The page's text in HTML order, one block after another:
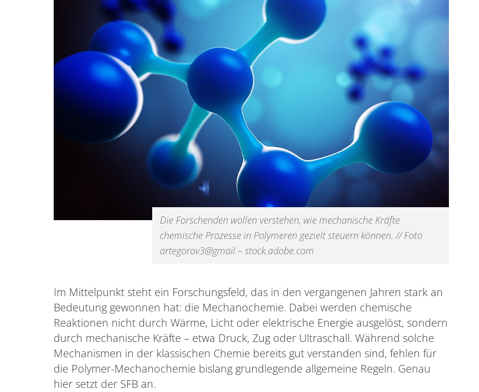
Die Forschenden wollen verstehen, wie mechanische Kräfte
chemische Prozesse in Polymeren gezielt steuern können. // Foto
artegorov3@gmail – stock.adobe.com
Im Mittelpunkt steht ein Forschungsfeld, das in den vergangenen Jahren stark an
Bedeutung gewonnen hat: die Mechanochemie. Dabei werden chemische
Reaktionen nicht durch Wärme, Licht oder elektrische Energie ausgelöst, sondern
durch mechanische Kräfte – etwa Druck, Zug oder Ultraschall. Während solche
Mechanismen in der klassischen Chemie bereits gut verstanden sind, fehlen für
die Polymer-Mechanochemie bislang grundlegende allgemeine Regeln. Genau
hier setzt der SFB an.